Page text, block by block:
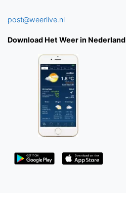
post@weerlive.nl
Download Het Weer in Nederland